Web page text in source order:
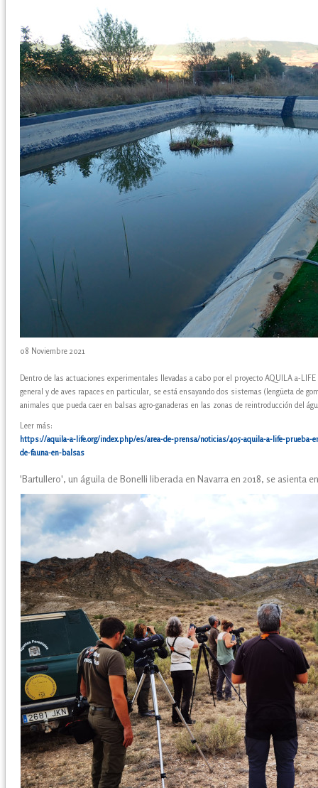
08 Noviembre 2021
Dentro de las actuaciones experimentales llevadas a cabo por el proyecto AQUILA a-
general y de aves rapaces en particular, se está ensayando dos sistemas (lengüeta de
animales que pueda caer en balsas agro-ganaderas en las zonas de reintroducción del
Leer más:
https://aquila-a-life.org/index.php/es/area-de-prensa/noticias/405-aquila-a-life-prueba-
de-fauna-en-balsas
'Bartullero', un águila de Bonelli liberada en Navarra en 2018, se asienta